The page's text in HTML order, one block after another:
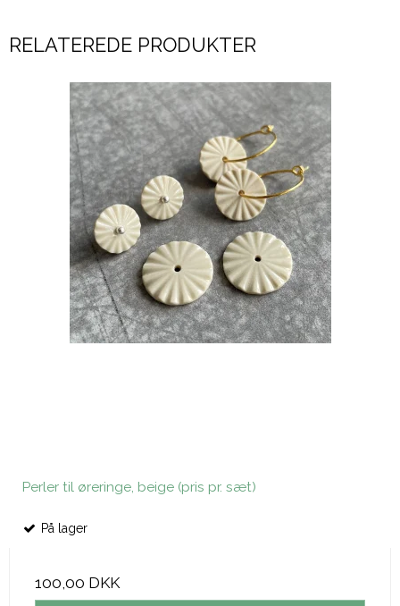
RELATEREDE PRODUKTER
Perler til øreringe, beige (pris pr. sæt)
På lager
100,00 DKK